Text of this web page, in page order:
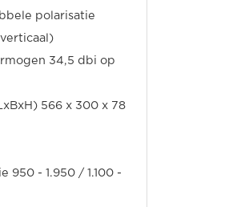
polarisatie
34,5 dbi op
566 x 300 x 78
950 - 1.950 / 1.100 -